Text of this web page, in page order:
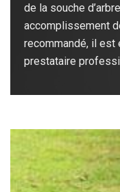
de la souche
accomplissement
recommandé, il est
prestataire